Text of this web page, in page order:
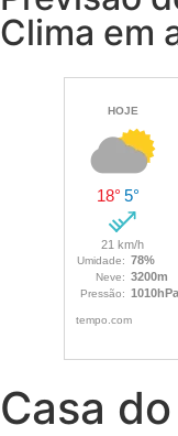
Clima em
Casa